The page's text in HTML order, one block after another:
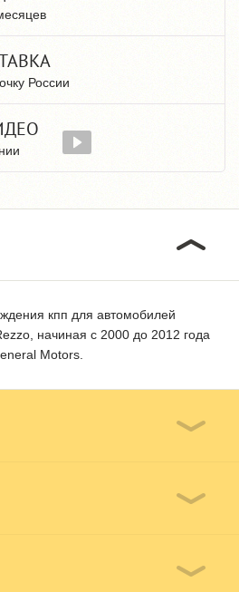
России
кпп для автомобилей
начиная с 2000 до 2012 года
Motors.